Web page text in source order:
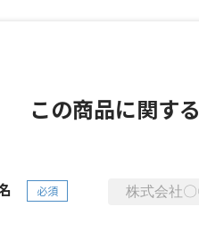
この商品に関する
必須